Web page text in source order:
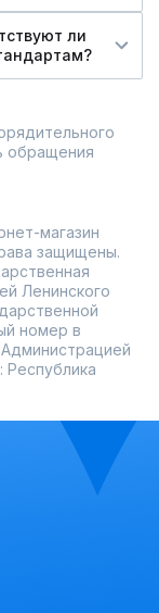
ли
обращения
магазин
защищены.
Ленинского
номер в
Республика